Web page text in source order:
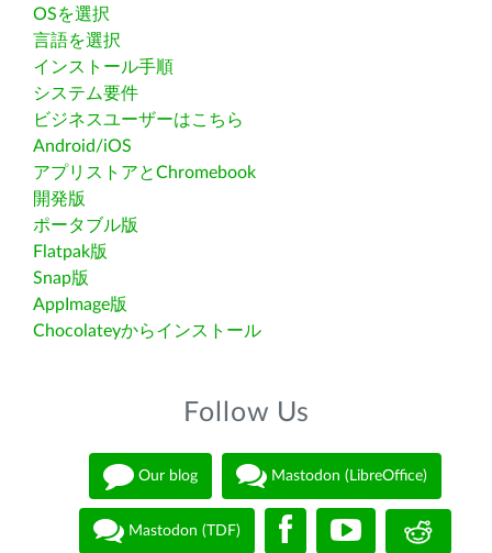
OSを選択
言語を選択
インストール手順
システム要件
ビジネスユーザーはこちら
Android/iOS
アプリストアとChromebook
開発版
ポータブル版
Flatpak版
Snap版
AppImage版
Chocolateyからインストール
Follow Us
Our blog Mastodon (LibreOffice)
Mastodon (TDF)